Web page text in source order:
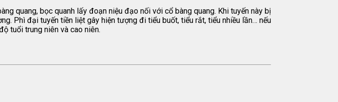
quang, bọc quanh lấy đoạn niệu đạo nối với cổ bàng quang. Khi tuyến này bị
Phì đại tuyến tiền liệt gây hiện tượng đi tiểu buốt, tiểu rắt, tiểu nhiều lần… nếu
tuổi trung niên và cao niên.